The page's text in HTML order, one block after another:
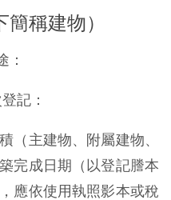
稱建物）
：
記：
（主建物、附屬建物、
完成日期（以登記謄本
應依使用執照影本或稅